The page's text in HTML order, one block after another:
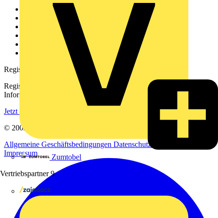
Zumtobel
Vertriebspartner 9
Weitere Links
Downloadbereich (PDFs)
Häufig gestellte Fragen
Registrierung
Registrieren Sie sich kostenlos und erhalten Sie stets aktuelle
Informationen aus der Elektroindustrie.
Jetzt registrieren
© 2002-
Allgemeine Geschäftsbedingungen Datenschutzerklärung
Impressum